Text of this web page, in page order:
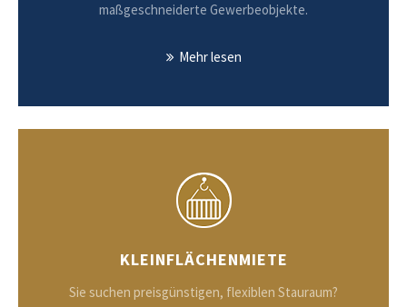
maßgeschneiderte Gewerbeobjekte.
Mehr lesen
KLEINFLÄCHENMIETE
Sie suchen preisgünstigen, flexiblen Stauraum?